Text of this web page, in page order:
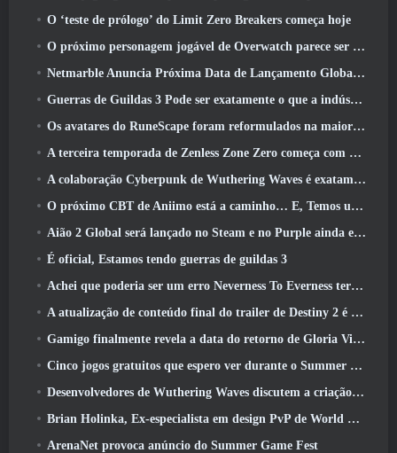
O ‘teste de prólogo’ do Limit Zero Breakers começa hoje
O próximo personagem jogável de Overwatch parece ser um chefe do crime ciborgue sobrecarregado
Netmarble Anuncia Próxima Data de Lançamento Global RF Online
Guerras de Guildas 3 Pode ser exatamente o que a indústria de MMO precisa agora
Os avatares do RuneScape foram reformulados na maior atualização visual do jogo nos últimos dez anos
A terceira temporada de Zenless Zone Zero começa com uma viagem para uma ilha Bangboo no céu, E para a plataforma Steam
A colaboração Cyberpunk de Wuthering Waves é exatamente o que eu quero dos meus eventos de crossover de videogame
O próximo CBT de Aniimo está a caminho… E, Temos uma janela oficial de lançamento
Aião 2 Global será lançado no Steam e no Purple ainda este ano
É oficial, Estamos tendo guerras de guildas 3
Achei que poderia ser um erro Neverness To Everness ter o evento Porsche Collab Gacha tão cedo, Mas eu estava errado
A atualização de conteúdo final do trailer de Destiny 2 é um grito de guerra
Gamigo finalmente revela a data do retorno de Gloria Victis, Será que sobreviverá na segunda vez?
Cinco jogos gratuitos que espero ver durante o Summer Game Fest
Desenvolvedores de Wuthering Waves discutem a criação da sequência de batalha Lahai-Roi Mech
Brian Holinka, Ex-especialista em design PvP de World Of Warcraft, Junta-se à equipe MMO de League Of Legends
ArenaNet provoca anúncio do Summer Game Fest